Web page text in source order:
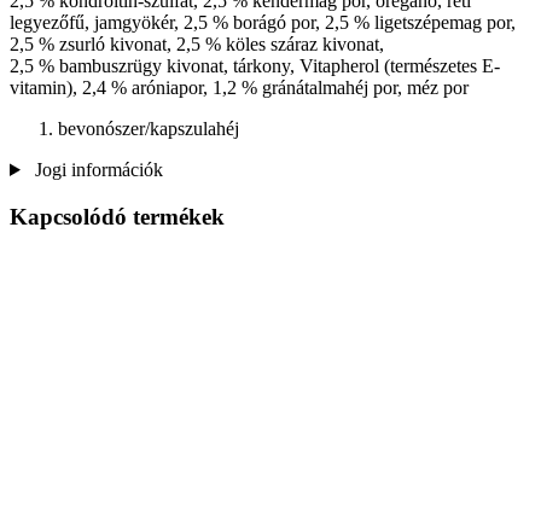
legyezőfű, jamgyökér, 2,5 % borágó por, 2,5 % ligetszépemag por,
2,5 % zsurló kivonat, 2,5 % köles száraz kivonat,
2,5 % bambuszrügy kivonat, tárkony, Vitapherol (természetes E-
vitamin), 2,4 % aróniapor, 1,2 % gránátalmahéj por, méz por
bevonószer/kapszulahéj
Jogi információk
Kapcsolódó termékek